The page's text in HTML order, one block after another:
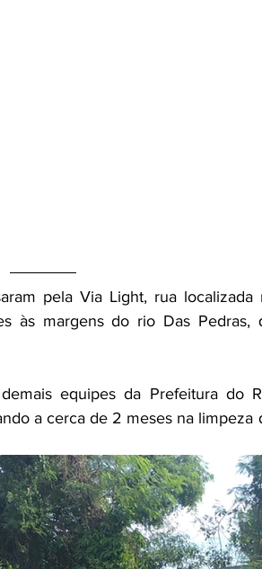
pela Via Light, rua localizada
às margens do rio Das
equipes da Prefeitura do
a cerca de 2 meses na limpeza